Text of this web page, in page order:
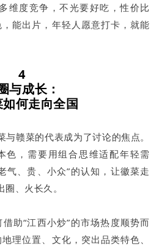
维度竞争，不光要好吃，性价比
能出片，年轻人愿意打卡，就能
4
与成长：
何走向全国
与赣菜的代表成为了讨论的焦点。
色，需要用组合思维适配年轻需
气、贵、小众”的认知，让徽菜走
、火长久。
助“江西小炒”的市场热度顺势而
理位置、文化，突出品类特色、